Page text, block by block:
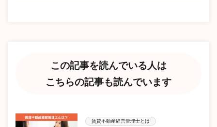
この記事を読んでいる人は
こちらの記事も読んでいます
賃貸不動産経営管理士とは